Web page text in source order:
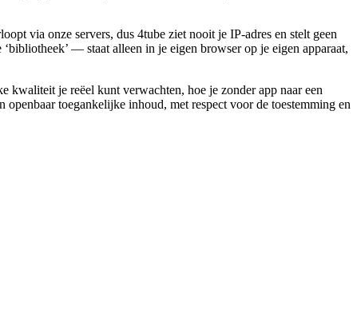
via onze servers, dus 4tube ziet nooit je IP-adres en stelt geen
— staat alleen in je eigen browser op je eigen apparaat,
je reëel kunt verwachten, hoe je zonder app naar een
toegankelijke inhoud, met respect voor de toestemming en